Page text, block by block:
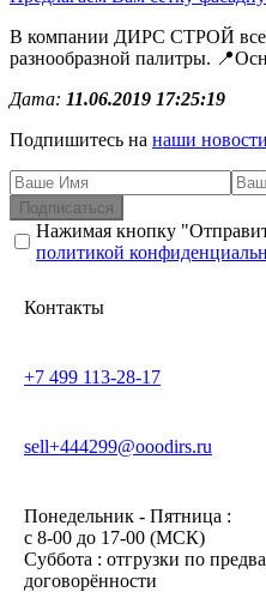
В компании ДИРС СТРОЙ
разнообразной палитры.
Дата: 11.06.2019 17:25:19
Подпишитесь на наши новости
Подписаться
Нажимая кнопку
политикой
Контакты
+7 499 113-28-17
sell+444299@ooodirs.ru
Понедельник - Пятница :
c 8-00 до 17-00 (МСК)
Суббота : отгрузки по
договорённости